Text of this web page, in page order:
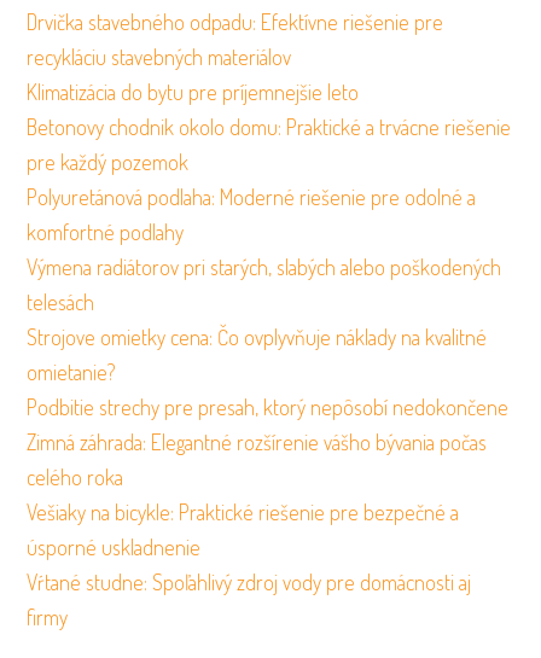
Drvička stavebného odpadu: Efektívne riešenie pre
recykláciu stavebných materiálov
Klimatizácia do bytu pre príjemnejšie leto
Betonovy chodnik okolo domu: Praktické a trvácne riešenie
pre každý pozemok
Polyuretánová podlaha: Moderné riešenie pre odolné a
komfortné podlahy
Výmena radiátorov pri starých, slabých alebo poškodených
telesách
Strojove omietky cena: Čo ovplyvňuje náklady na kvalitné
omietanie?
Podbitie strechy pre presah, ktorý nepôsobí nedokončene
Zimná záhrada: Elegantné rozšírenie vášho bývania počas
celého roka
Vešiaky na bicykle: Praktické riešenie pre bezpečné a
úsporné uskladnenie
Vŕtané studne: Spoľahlivý zdroj vody pre domácnosti aj
firmy